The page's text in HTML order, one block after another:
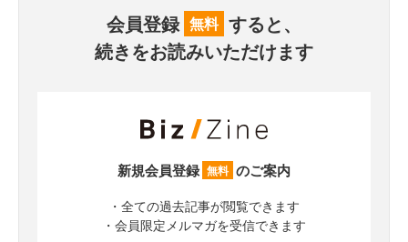
会員登録 無料 すると、
続きをお読みいただけます
新規会員登録 無料 のご案内
・全ての過去記事が閲覧できます
・会員限定メルマガを受信できます